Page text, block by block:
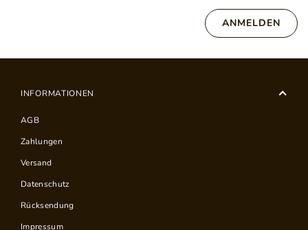
ANMELDEN
INFORMATIONEN
AGB
Zahlungen
Versand
Datenschutz
Rücksendung
Impressum